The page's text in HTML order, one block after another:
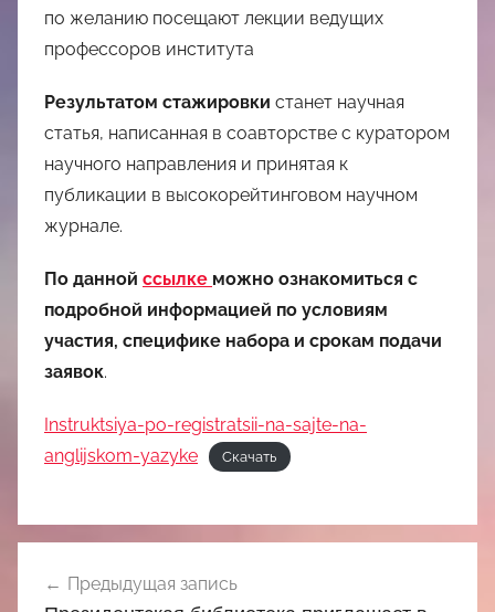
по желанию посещают лекции ведущих
профессоров института
Результатом стажировки станет научная
статья, написанная в соавторстве с куратором
научного направления и принятая к
публикации в высокорейтинговом научном
журнале.
По данной ссылке можно ознакомиться с
подробной информацией по условиям
участия, специфике набора и срокам подачи
заявок.
Instruktsiya-po-registratsii-na-sajte-na-
anglijskom-yazyke
Скачать
по
Предыдущая запись